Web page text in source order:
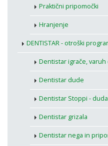
Praktični pripomočki
Hranjenje
DENTISTAR - otroški
Dentistar igrače, varuh
Dentistar dude
Dentistar Stoppi -
Dentistar grizala
Dentistar nega in